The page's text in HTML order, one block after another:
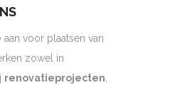
aan voor plaatsen van
zowel in
renovatieprojecten,